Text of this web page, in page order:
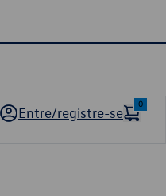
Entre/registre-se
0